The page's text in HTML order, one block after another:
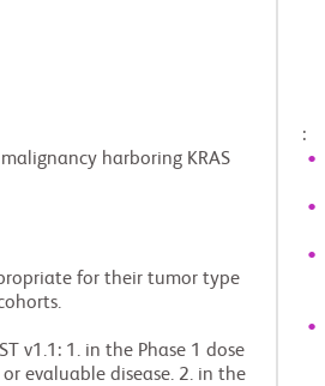
harboring KRAS
for their tumor type
v1.1: 1. in the Phase 1 dose
evaluable disease. 2. in the
: